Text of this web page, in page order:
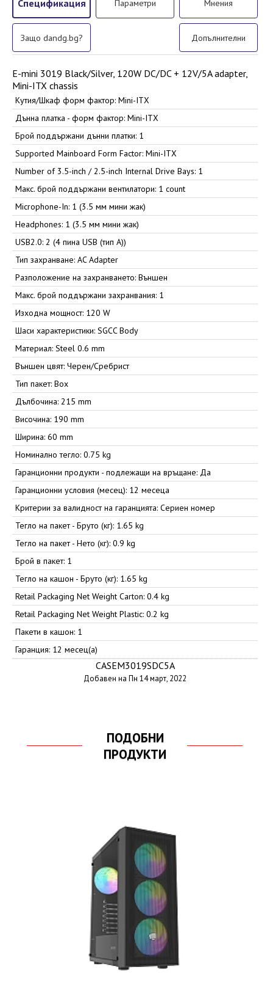
Спецификация Параметри Мнения
Защо dandg.bg? Допълнителни
E-mini 3019 Black/Silver, 120W DC/DC + 12V/5A adapter,
Mini-ITX chassis
Кутия/Шкаф форм фактор: Mini-ITX
Дънна платка - форм фактор: Mini-ITX
Брой поддържани дънни платки: 1
Supported Mainboard Form Factor: Mini-ITX
Number of 3.5-inch / 2.5-inch Internal Drive Bays: 1
Макс. брой поддържани вентилатори: 1 count
Microphone-In: 1 (3.5 мм мини жак)
Headphones: 1 (3.5 мм мини жак)
USB2.0: 2 (4 пина USB (тип А))
Тип захранване: AC Adapter
Разположение на захранването: Външен
Макс. брой поддържани захранвания: 1
Изходна мощност: 120 W
Шаси характеристики: SGCC Body
Материал: Steel 0.6 mm
Външен цвят: Черен/Сребрист
Тип пакет: Box
Дълбочина: 215 mm
Височина: 190 mm
Ширина: 60 mm
Номинално тегло: 0.75 kg
Гаранционни продукти - подлежащи на връщане: Да
Гаранционни условия (месец): 12 месеца
Критерии за валидност на гаранцията: Сериен номер
Тегло на пакет - Бруто (кг): 1.65 kg
Тегло на пакет - Нето (кг): 0.9 kg
Брой в пакет: 1
Тегло на кашон - Бруто (кг): 1.65 kg
Retail Packaging Net Weight Carton: 0.4 kg
Retail Packaging Net Weight Plastic: 0.2 kg
Пакети в кашон: 1
Гаранция: 12 месец(а)
CASEM3019SDC5A
Добавен на Пн 14 март, 2022
ПОДОБНИ
ПРОДУКТИ